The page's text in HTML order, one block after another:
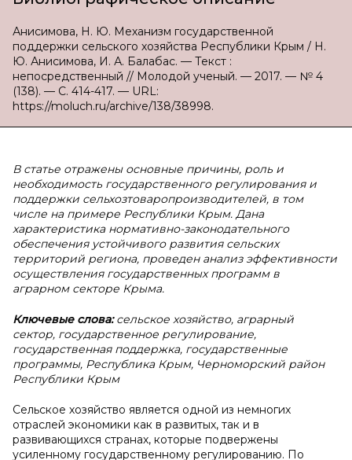
Анисимова, Н. Ю. Механизм государственной
поддержки сельского хозяйства Республики Крым / Н.
Ю. Анисимова, И. А. Балабас. — Текст :
непосредственный // Молодой ученый. — 2017. — № 4
(138). — С. 414-417. — URL:
https://moluch.ru/archive/138/38998.
В статье отражены основные причины, роль и
необходимость государственного регулирования и
поддержки сельхозтоваропроизводителей, в том
числе на примере Республики Крым. Дана
характеристика нормативно-законодательного
обеспечения устойчивого развития сельских
территорий региона, проведен анализ эффективности
осуществления государственных программ в
аграрном секторе Крыма.
Ключевые слова:сельское хозяйство, аграрный
сектор, государственное регулирование,
государственная поддержка, государственные
программы, Республика Крым, Черноморский район
Республики Крым
Сельское хозяйство является одной из немногих
отраслей экономики как в развитых, так и в
развивающихся странах, которые подвержены
усиленному государственному регулированию. По